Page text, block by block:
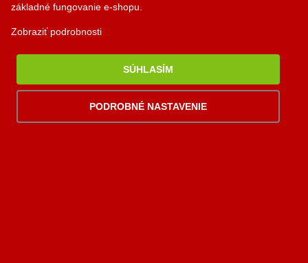
Možnosti dopravy
základné fungovanie e-shopu.
Zobraziť podrobnosti
SÚHLASÍM
PODROBNÉ NASTAVENIE